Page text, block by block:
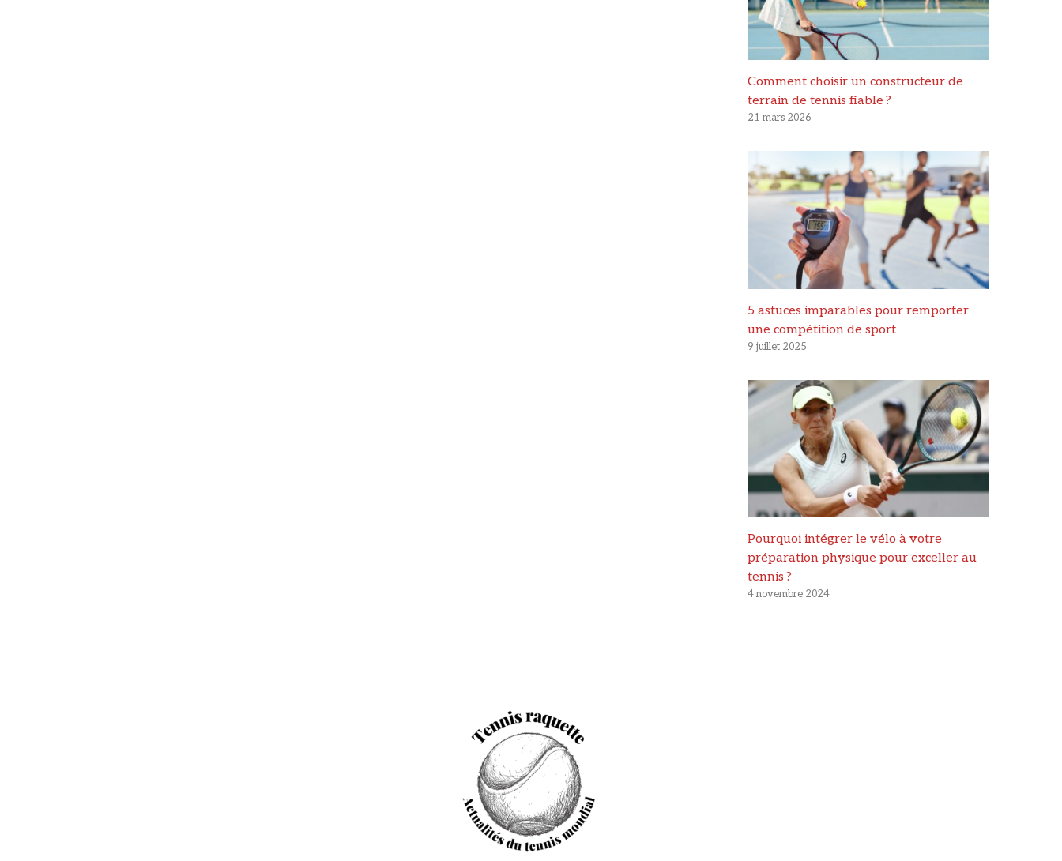
Comment choisir un constructeur de
terrain de tennis fiable ?
21 mars 2026
5 astuces imparables pour remporter
une compétition de sport
9 juillet 2025
Pourquoi intégrer le vélo à votre
préparation physique pour exceller au
tennis ?
4 novembre 2024